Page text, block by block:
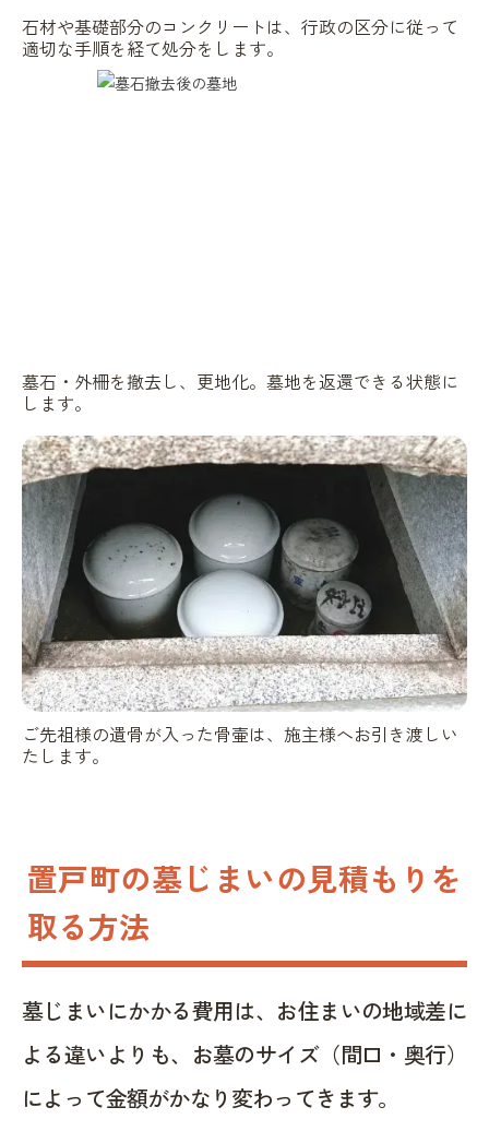
石材や基礎部分のコンクリートは、行政の区分に従って
適切な手順を経て処分をします。
墓石・外柵を撤去し、更地化。墓地を返還できる状態に
します。
ご先祖様の遺骨が入った骨壷は、施主様へお引き渡しい
たします。
置戸町の墓じまいの見積もりを
取る方法
墓じまいにかかる費用は、お住まいの地域差に
よる違いよりも、お墓のサイズ（間口・奥行）
によって金額がかなり変わってきます。